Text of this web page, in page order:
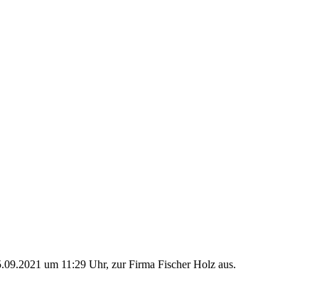
um 11:29 Uhr, zur Firma Fischer Holz aus.